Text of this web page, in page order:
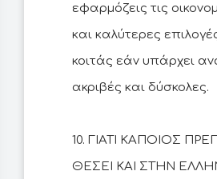
εφαρμόζεις τις
και καλύτερες
κοιτάς εάν υπάρχει
ακριβές και δύσκολες.
10. ΓΙΑΤΙ ΚΑΠΟΙΟΣ
ΘΕΣΕΙ ΚΑΙ ΣΤΗΝ